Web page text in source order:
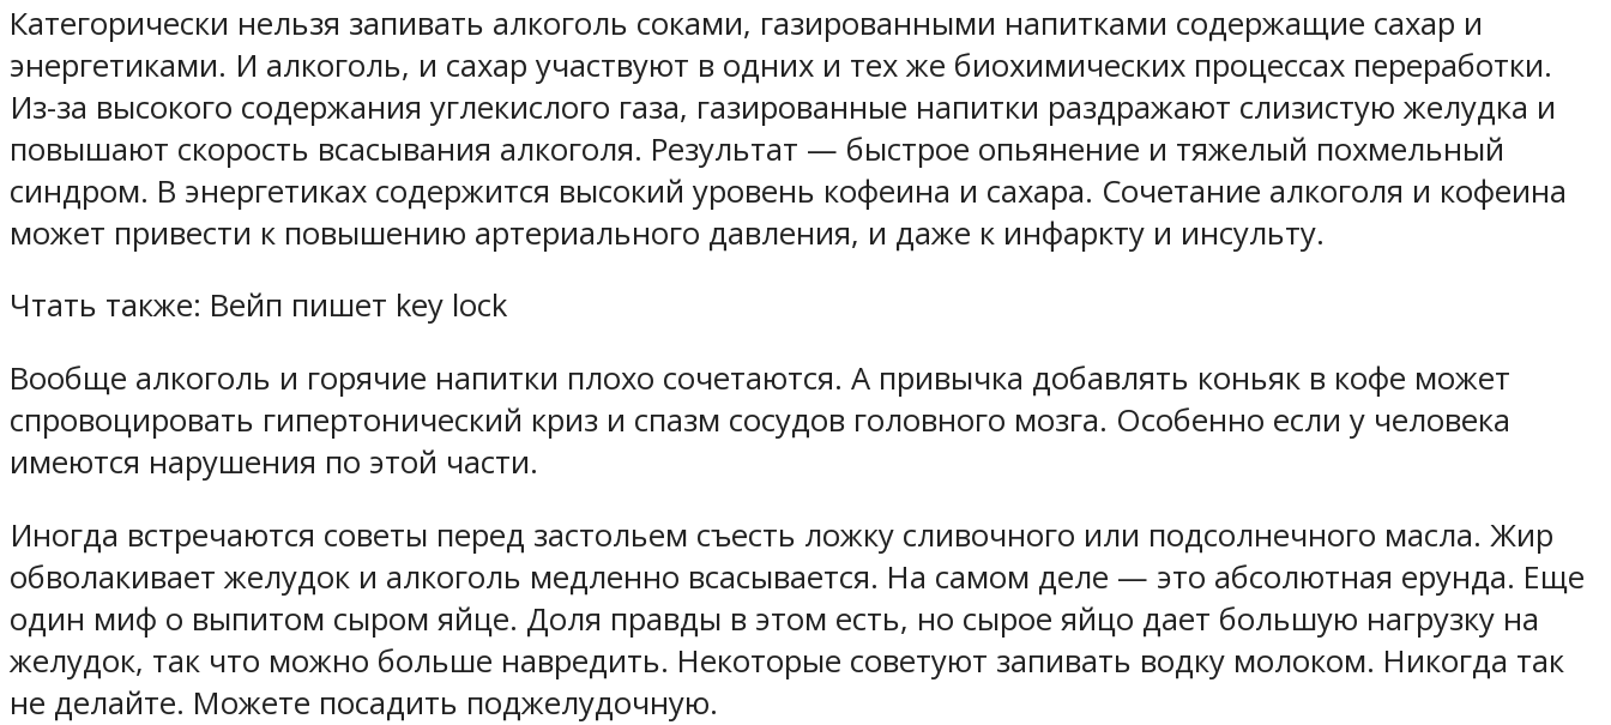
Категорически нельзя запивать алкоголь соками, газированными напитками содержащие сахар и
энергетиками. И алкоголь, и сахар участвуют в одних и тех же биохимических процессах переработки.
Из-за высокого содержания углекислого газа, газированные напитки раздражают слизистую желудка и
повышают скорость всасывания алкоголя. Результат — быстрое опьянение и тяжелый похмельный
синдром. В энергетиках содержится высокий уровень кофеина и сахара. Сочетание алкоголя и кофеина
может привести к повышению артериального давления, и даже к инфаркту и инсульту.
Чтать также: Вейп пишет key lock
Вообще алкоголь и горячие напитки плохо сочетаются. А привычка добавлять коньяк в кофе может
спровоцировать гипертонический криз и спазм сосудов головного мозга. Особенно если у человека
имеются нарушения по этой части.
Иногда встречаются советы перед застольем съесть ложку сливочного или подсолнечного масла. Жир
обволакивает желудок и алкоголь медленно всасывается. На самом деле — это абсолютная ерунда. Еще
один миф о выпитом сыром яйце. Доля правды в этом есть, но сырое яйцо дает большую нагрузку на
желудок, так что можно больше навредить. Некоторые советуют запивать водку молоком. Никогда так
не делайте. Можете посадить поджелудочную.